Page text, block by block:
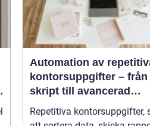
Automation av
kontorsuppgifter – från
skript till avancerad
programvara
Repetitiva kontorsuppgifter,